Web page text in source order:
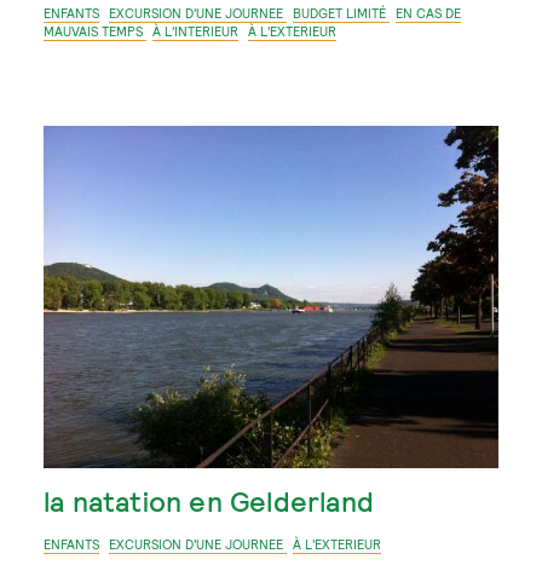
ENFANTS EXCURSION D'UNE JOURNEE BUDGET LIMITÉ
EN CAS DE
MAUVAIS TEMPS À L'INTERIEUR À L'EXTERIEUR
la natation en Gelderland
ENFANTS EXCURSION D'UNE JOURNEE À L'EXTERIEUR